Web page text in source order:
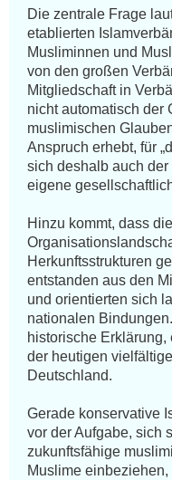
Die zentrale Frage
etablierten
Musliminnen und
von den großen
Mitgliedschaft in
nicht automatisch der
muslimischen
Anspruch erhebt, für
sich deshalb auch
eigene
Hinzu kommt, dass
Herkunftsstrukturen
entstanden aus den
und orientierten sich
nationalen
historische
der heutigen
Deutschland.
Gerade konservative
vor der Aufgabe, sich
zukunftsfähige
Muslime